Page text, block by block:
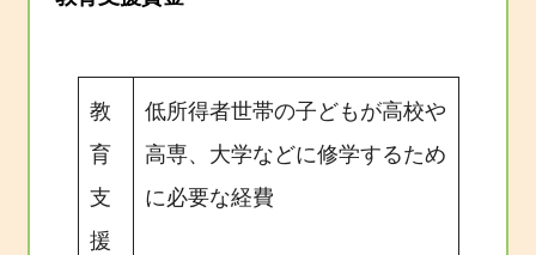
教
育
支
援
低所得者世帯の子どもが高校や
高専、大学などに修学するため
に必要な経費